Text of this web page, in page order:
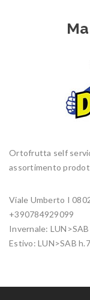
Ortofrutta self
assortimento
Viale Umberto I
+390784929099
Invernale:
Estivo: LUN>SAB